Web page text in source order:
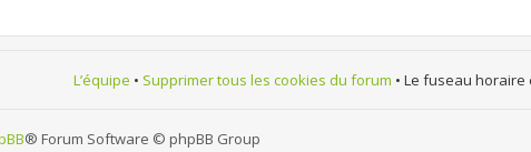
L’équipe • Supprimer tous les cookies du forum • Le fuseau horaire
® Forum Software © phpBB Group